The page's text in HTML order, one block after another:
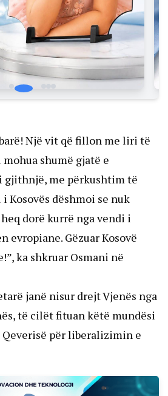
Një vit që fillon me liri të
shumë gjatë e
gjithnjë, me përkushtim të
Kosovës dëshmoi se nuk
dorë kurrë nga vendi i
evropiane. Gëzuar Kosovë
ka shkruar Osmani në
janë nisur drejt Vjenës nga
të cilët fituan këtë mundësi
Qeverisë për liberalizimin e